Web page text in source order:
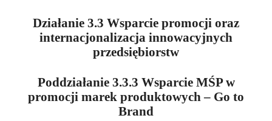
Działanie 3.3 Wsparcie promocji oraz
internacjonalizacja innowacyjnych
przedsiębiorstw
Poddziałanie 3.3.3 Wsparcie MŚP w
promocji marek produktowych – Go to
Brand